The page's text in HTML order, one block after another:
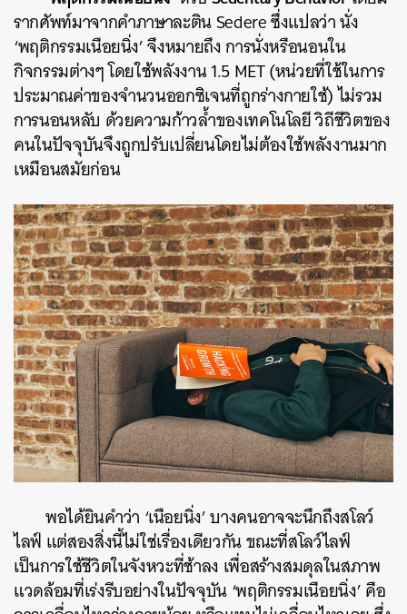
รากศัพท์มาจากคำภาษาละติน Sedere ซึ่งแปลว่า นั่ง
‘พฤติกรรมเนือยนิ่ง’ จึงหมายถึง การนั่งหรือนอนใน
กิจกรรมต่างๆ โดยใช้พลังงาน 1.5 MET (หน่วยที่ใช้ในการ
ประมาณค่าของจำนวนออกซิเจนที่ถูกร่างกายใช้) ไม่รวม
การนอนหลับ ด้วยความก้าวล้ำของเทคโนโลยี วิถีชีวิตของ
คนในปัจจุบันจึงถูกปรับเปลี่ยนโดยไม่ต้องใช้พลังงานมาก
เหมือนสมัยก่อน
พอได้ยินคำว่า ‘เนือยนิ่ง’ บางคนอาจจะนึกถึงสโลว์
ไลฟ์ แต่สองสิ่งนี้ไม่ใช่เรื่องเดียวกัน ขณะที่สโลว์ไลฟ์
เป็นการใช้ชีวิตในจังหวะที่ช้าลง เพื่อสร้างสมดุลในสภาพ
แวดล้อมที่เร่งรีบอย่างในปัจจุบัน ‘พฤติกรรมเนือยนิ่ง’ คือ